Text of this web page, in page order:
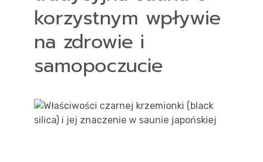
korzystnym wpływie
na zdrowie i
samopoczucie